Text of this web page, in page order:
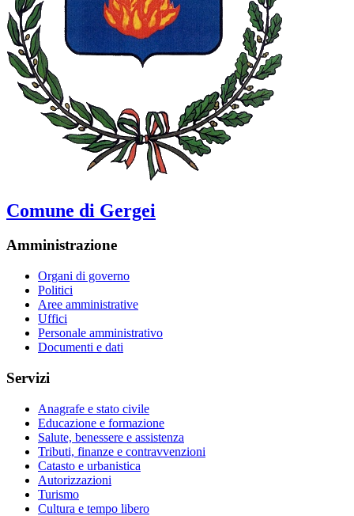
Comune di Gergei
Amministrazione
Organi di governo
Politici
Aree amministrative
Uffici
Personale amministrativo
Documenti e dati
Servizi
Anagrafe e stato civile
Educazione e formazione
Salute, benessere e assistenza
Tributi, finanze e contravvenzioni
Catasto e urbanistica
Autorizzazioni
Turismo
Cultura e tempo libero